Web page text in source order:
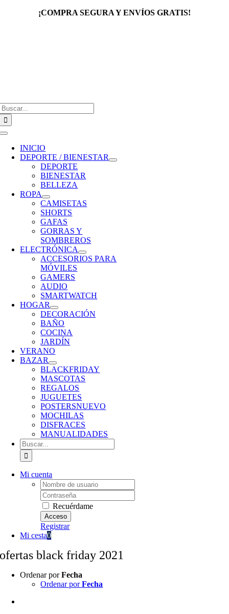
¡COMPRA SEGURA Y ENVÍOS GRATIS!
Toggle
Navigation
INICIO
DEPORTE / BIENESTAR
DEPORTE
BIENESTAR
BELLEZA
ROPA
CAMISETAS
SHORTS
GAFAS
GORRAS Y
SOMBREROS
ELECTRÓNICA
ACCESORIOS PARA
MÓVILES
GAMERS
AUDIO
SMARTWATCH
HOGAR
DECORACIÓN
BAÑO
COCINA
JARDÍN
VERANO
BAZAR
BLACKFRIDAY
MASCOTAS
REGALOS
JUGUETES
POSTERSNUEVO
MOCHILAS
DISFRACES
MANUALIDADES
Buscar:
Mi cuenta
Username:
Password:
Recuérdame
Registrar
Mi cesta0
ofertas black friday 2021
Ordenar porFecha
Ordenar porFecha